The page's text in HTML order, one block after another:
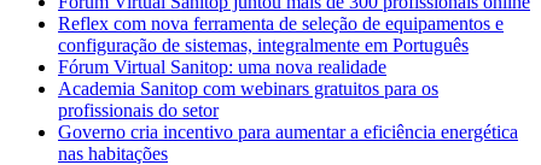
Reflex com nova ferramenta de seleção de equipamentos e
configuração de sistemas, integralmente em Português
Fórum Virtual Sanitop: uma nova realidade
Academia Sanitop com webinars gratuitos para os
profissionais do setor
Governo cria incentivo para aumentar a eficiência energética
nas habitações